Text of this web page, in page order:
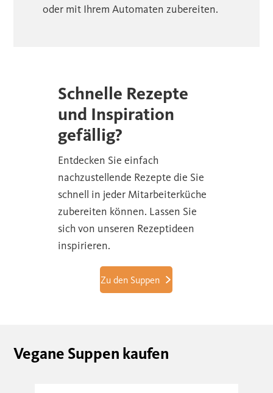
oder mit Ihrem Automaten zubereiten.
Schnelle Rezepte
und Inspiration
gefällig?
Entdecken Sie einfach
nachzustellende Rezepte die Sie
schnell in jeder Mitarbeiterküche
zubereiten können. Lassen Sie
sich von unseren Rezeptideen
inspirieren.
Zu den Suppen
Vegane Suppen kaufen